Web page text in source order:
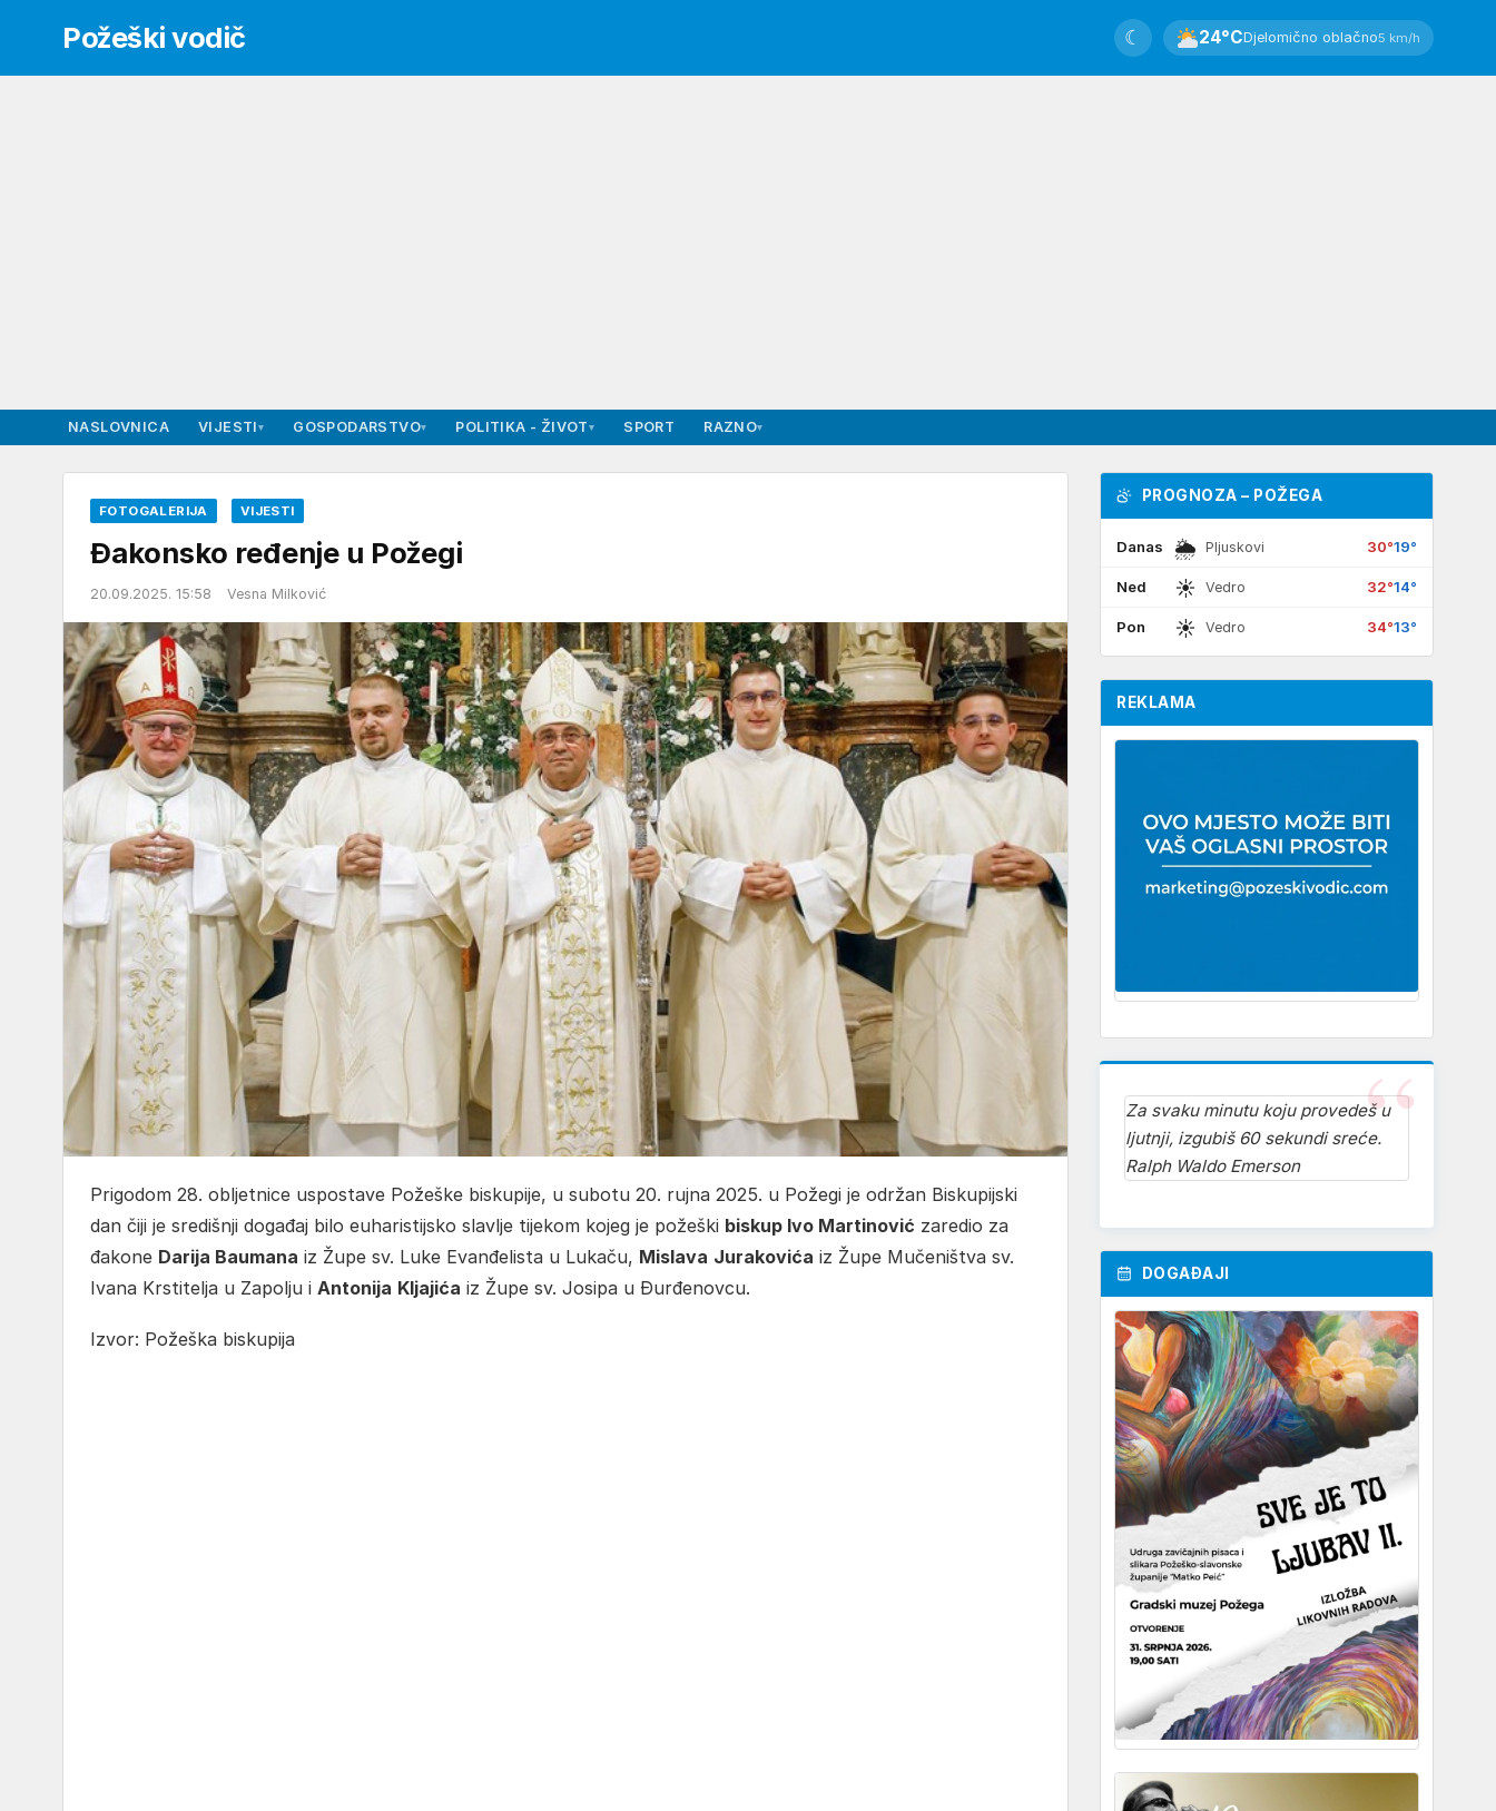
Požeški vodič 24°CDjelomično oblačno5 km/h
☾
NASLOVNICA VIJESTI▾ GOSPODARSTVO▾ POLITIKA - ŽIVOT▾ SPORT RAZNO▾
FOTOGALERIJA VIJESTI
Đakonsko ređenje u Požegi
20.09.2025. 15:58 Vesna Milković
Prigodom 28. obljetnice uspostave Požeške biskupije, u subotu 20. rujna 2025. u Požegi je održan Biskupijski
dan čiji je središnji događaj bilo euharistijsko slavlje tijekom kojeg je požeški biskup Ivo Martinović zaredio za
đakone Darija Baumana iz Župe sv. Luke Evanđelista u Lukaču, Mislava Jurakovića iz Župe Mučeništva sv.
Ivana Krstitelja u Zapolju i Antonija Kljajića iz Župe sv. Josipa u Đurđenovcu.
Izvor: Požeška biskupija
PROGNOZA – POŽEGA
Danas 🌦 Pljuskovi 30°19°
Ned ☀ Vedro 32°14°
Pon ☀ Vedro 34°13°
REKLAMA
Za svaku minutu koju provedeš u
ljutnji, izgubiš 60 sekundi sreće.
Ralph Waldo Emerson
DOGAĐAJI